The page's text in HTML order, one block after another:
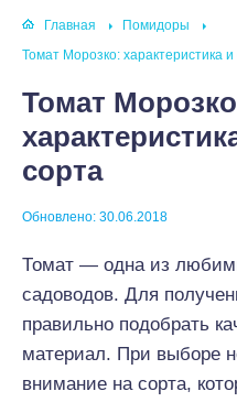
Главная
Помидоры
Томат Морозко: характеристика
Томат
сорта
Обновлено: 30.06.2018
Томат — одна из
садоводов. Для
правильно подобрать
материал. При выборе
внимание на сорта,